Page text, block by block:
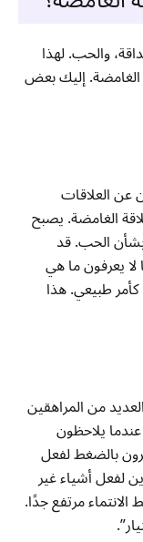
والحب. لهذا
إليك بعض
عن العلاقات
الغامضة. يصبح
الحب. قد
لا يعرفون ما هي
طبيعي. هذا
من المراهقين
يلاحظون
بالضغط لفعل
أشياء غير
مرتفع جدًا.